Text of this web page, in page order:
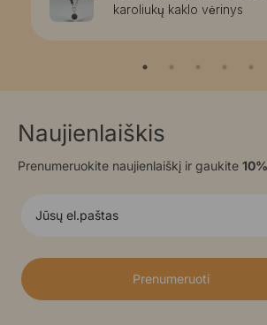
karoliukų kaklo vėrinys
Naujienlaiškis
Prenumeruokite naujienlaiškį ir gaukite
Prenumeruoti